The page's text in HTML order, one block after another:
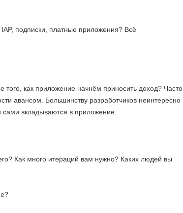
подписки, платные приложения? Всё
того, как приложение начнём приносить доход? Часто
авансом. Большинству разработчиков неинтересно
сами вкладываются в приложение.
Как много итераций вам нужно? Каких людей вы